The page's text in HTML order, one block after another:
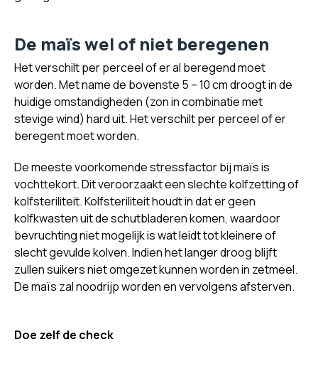
De maïs wel of niet beregenen
Het verschilt per perceel of er al beregend moet
worden. Met name de bovenste 5 – 10 cm droogt in de
huidige omstandigheden (zon in combinatie met
stevige wind) hard uit. Het verschilt per perceel of er
beregent moet worden.
De meeste voorkomende stressfactor bij maïs is
vochttekort. Dit veroorzaakt een slechte kolfzetting of
kolfsteriliteit. Kolfsteriliteit houdt in dat er geen
kolfkwasten uit de schutbladeren komen, waardoor
bevruchting niet mogelijk is wat leidt tot kleinere of
slecht gevulde kolven. Indien het langer droog blijft
zullen suikers niet omgezet kunnen worden in zetmeel.
De maïs zal noodrijp worden en vervolgens afsterven.
Doe zelf de check